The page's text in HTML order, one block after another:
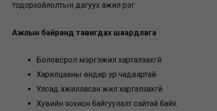
тодорхойлолтын дагуух ажил үүрэг
Ажлын байранд тавигдах шаардлага
Боловсрол мэргэжил харгалзахгүй.
Харилцааны өндөр ур чадвартай.
Улсад ажилласан жил харгалзахгүй.
Хувийн зохион байгуулалт сайтай байх.